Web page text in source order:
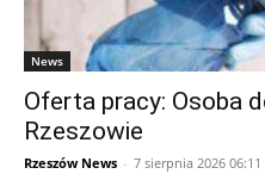
News
Oferta pracy: Osoba
Rzeszowie
Rzeszów News - 7 sierpnia 2026 06:11